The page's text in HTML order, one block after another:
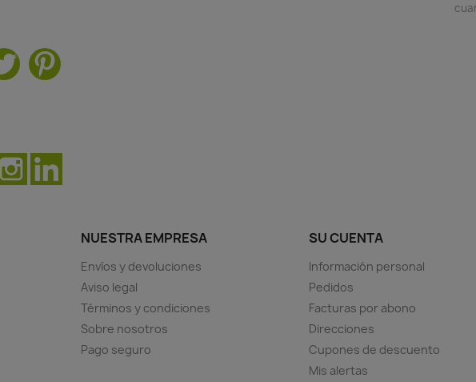
PinterestInstagram
NUESTRA EMPRESA
Envíos y devoluciones
Aviso legal
Términos y condiciones
Sobre nosotros
Pago seguro
SU CUENTA
Información personal
Pedidos
Facturas por abono
Direcciones
Cupones de descuento
Mis alertas